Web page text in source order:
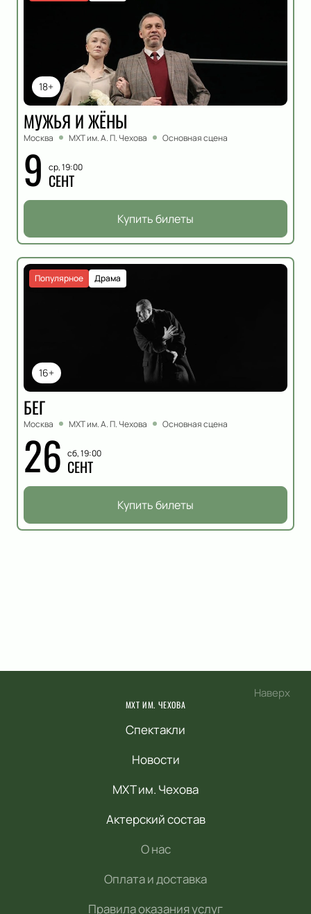
18+
МУЖЬЯ И ЖЁНЫ
Москва МХТ им. А. П. Чехова Основная сцена
9 ср, 19:00
СЕНТ
Купить билеты
16+
Драма
Популярное
БЕГ
Москва МХТ им. А. П. Чехова Основная сцена
26 сб, 19:00
СЕНТ
Купить билеты
Наверх
МХТ ИМ. ЧЕХОВА
Спектакли
Новости
МХТ им. Чехова
Актерский состав
О нас
Оплата и доставка
Правила оказания услуг